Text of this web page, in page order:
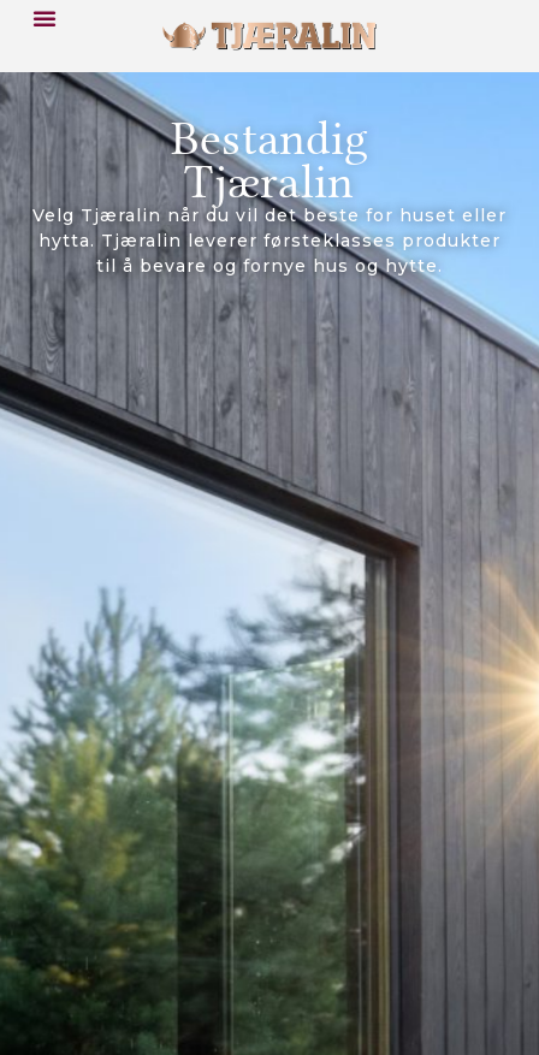
Bestandig
Tjæralin
Velg Tjæralin når du vil det beste for huset eller
hytta. Tjæralin leverer førsteklasses produkter
til å bevare og fornye hus og hytte.